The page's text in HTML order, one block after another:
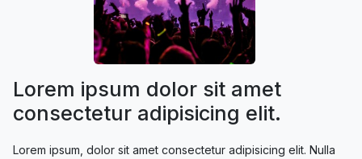
Lorem ipsum dolor sit amet
consectetur adipisicing elit.
Lorem ipsum, dolor sit amet consectetur adipisicing elit. Nulla